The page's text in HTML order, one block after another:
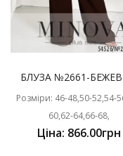
БЛУЗА №2661-
Розміри: 46-48,50-52,54-
60,62-64,66-68,
Ціна: 866.00грн